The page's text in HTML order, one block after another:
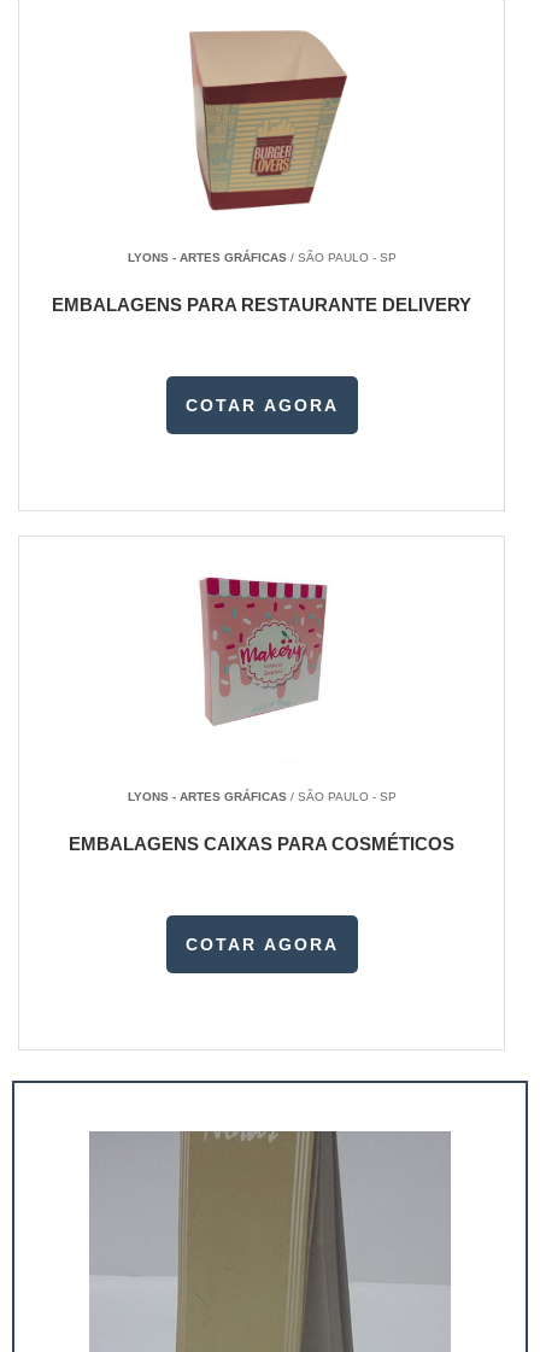
LYONS - ARTES GRÁFICAS/ SÃO PAULO - SP
EMBALAGENS PARA RESTAURANTE DELIVERY
COTAR AGORA
LYONS - ARTES GRÁFICAS/ SÃO PAULO - SP
EMBALAGENS CAIXAS PARA COSMÉTICOS
COTAR AGORA